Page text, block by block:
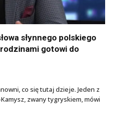
słynnego polskiego
gotowi do
co się tutaj dzieje. Jeden z
zwany tygryskiem, mówi